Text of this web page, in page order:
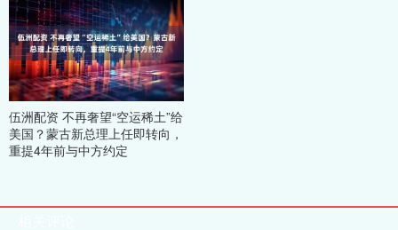
伍洲配资 不再奢望“空运稀土”给
美国？蒙古新总理上任即转向，
重提4年前与中方约定